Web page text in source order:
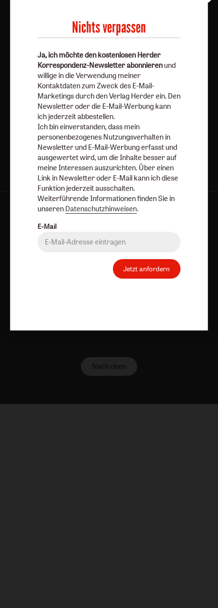
meine Interessen auszurichten. Über einen Link in
Newsletter oder E-Mail kann ich diese Funktion jederzeit
Weiterführende Informationen finden Sie in unseren
Datenschutzhinweisen.
AGB und Widerrufsbelehrung
Barrierefreiheit
Nach oben
Nichts verpassen
Ja, ich möchte den kostenlosen Herder
Korrespondenz-Newsletter abonnieren und
willige in die Verwendung meiner
Kontaktdaten zum Zweck des E-Mail-
Marketings durch den Verlag Herder ein. Den
Newsletter oder die E-Mail-Werbung kann
ich jederzeit abbestellen.
Ich bin einverstanden, dass mein
personenbezogenes Nutzungsverhalten in
Newsletter und E-Mail-Werbung erfasst und
ausgewertet wird, um die Inhalte besser auf
meine Interessen auszurichten. Über einen
Link in Newsletter oder E-Mail kann ich diese
Funktion jederzeit ausschalten.
Weiterführende Informationen finden Sie in
unseren Datenschutzhinweisen.
E-Mail
Jetzt anfordern